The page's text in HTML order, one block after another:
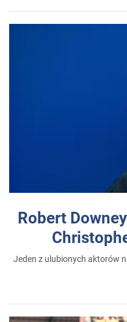
Robert
Jeden z ulubionych aktorów